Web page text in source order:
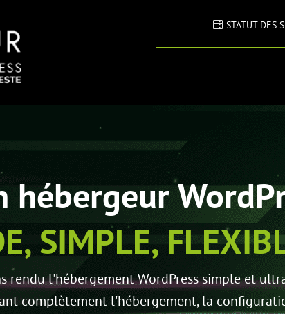
STATUT DES
hébergeur
SIMPLE,
rendu l'hébergement WordPress simple et
complètement l'hébergement, la